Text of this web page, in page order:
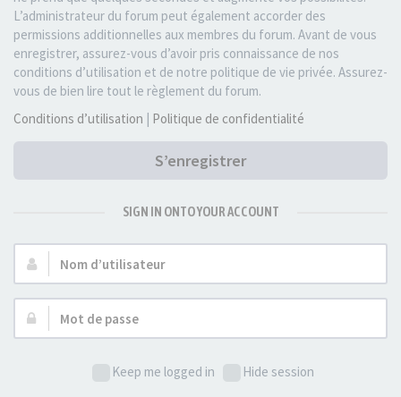
L’administrateur du forum peut également accorder des
permissions additionnelles aux membres du forum. Avant de vous
enregistrer, assurez-vous d’avoir pris connaissance de nos
conditions d’utilisation et de notre politique de vie privée. Assurez-
vous de bien lire tout le règlement du forum.
Conditions d’utilisation | Politique de confidentialité
S’enregistrer
SIGN IN ONTO YOUR ACCOUNT
Nom
d’utilisateur :
Mot
de
Keep me logged in
Hide session